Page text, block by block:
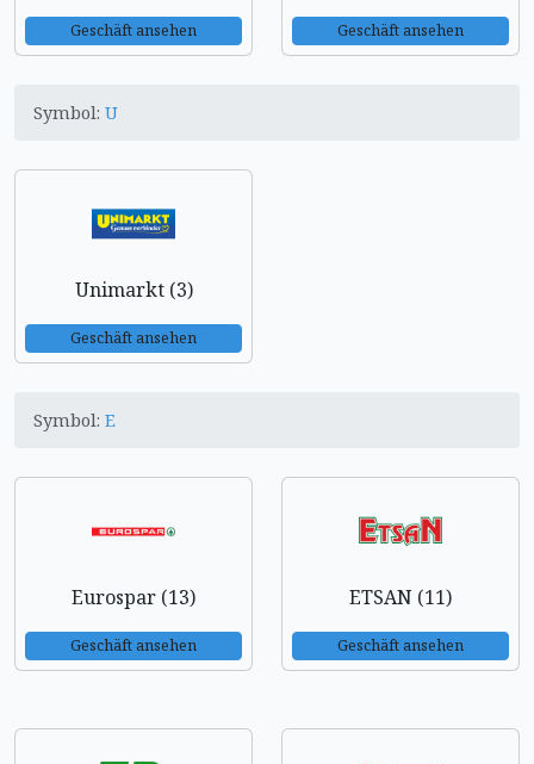
Geschäft ansehen Geschäft ansehen
Symbol: U
Unimarkt (3)
Geschäft ansehen
Symbol: E
Eurospar (13)
Geschäft ansehen
ETSAN (11)
Geschäft ansehen